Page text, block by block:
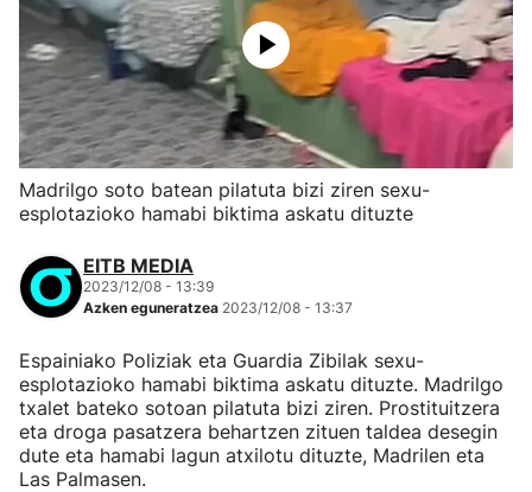
Madrilgo soto batean pilatuta bizi ziren sexu-
esplotazioko hamabi biktima askatu dituzte
EITB MEDIA
2023/12/08 - 13:39
Azken eguneratzea 2023/12/08 - 13:37
Espainiako Poliziak eta Guardia Zibilak sexu-
esplotazioko hamabi biktima askatu dituzte. Madrilgo
txalet bateko sotoan pilatuta bizi ziren. Prostituitzera
eta droga pasatzera behartzen zituen taldea desegin
dute eta hamabi lagun atxilotu dituzte, Madrilen eta
Las Palmasen.